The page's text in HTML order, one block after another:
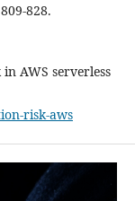
828.
AWS serverless
risk-aws